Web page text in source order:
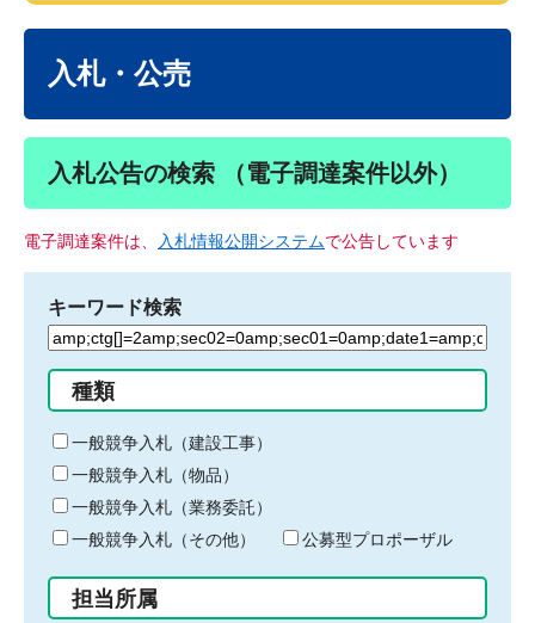
入札・公売
入札公告の検索 （電子調達案件以外）
電子調達案件は、 入札情報公開システムで公告しています
キーワード検索
検
る
キ
ー
ワ
ー
ド
入
力
種類
一般競争入札（建設工事）
一般競争入札（物品）
一般競争入札（業務委託）
一般競争入札（その他）
公募型プロポーザル
担当所属